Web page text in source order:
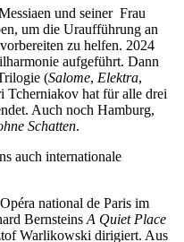
und seiner Frau
um die Uraufführung an
zu helfen. 2024
aufgeführt. Dann
(Salome, Elektra,
Tcherniakov hat für alle drei
Auch noch Hamburg,
Schatten.
auch internationale
national de Paris im
Bernsteins A Quiet Place
Warlikowski dirigiert. Aus